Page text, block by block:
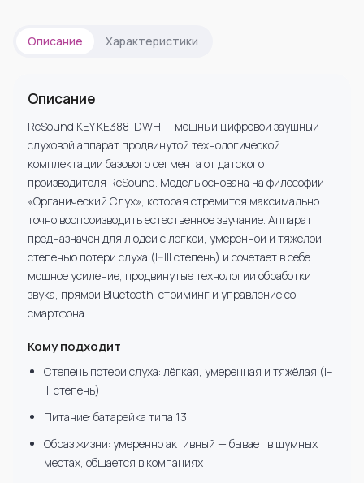
Описание Характеристики
Описание
ReSound KEY KE388-DWH — мощный цифровой заушный
слуховой аппарат продвинутой технологической
комплектации базового сегмента от датского
производителя ReSound. Модель основана на философии
«Органический Слух», которая стремится максимально
точно воспроизводить естественное звучание. Аппарат
предназначен для людей с лёгкой, умеренной и тяжёлой
степенью потери слуха (I–III степень) и сочетает в себе
мощное усиление, продвинутые технологии обработки
звука, прямой Bluetooth-стриминг и управление со
смартфона.
Кому подходит
Степень потери слуха: лёгкая, умеренная и тяжёлая (I–
III степень)
Питание: батарейка типа 13
Образ жизни: умеренно активный — бывает в шумных
местах, общается в компаниях